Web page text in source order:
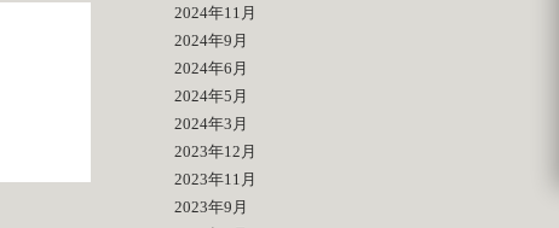
2024年11月
2024年9月
2024年6月
2024年5月
2024年3月
2023年12月
2023年11月
2023年9月